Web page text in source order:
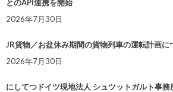
とのAPI連携を開始
2026年7月30日
JR貨物／お盆休み期間の貨物列車の運転計画に
2026年7月30日
にしてつドイツ現地法人 シュツットガルト事務